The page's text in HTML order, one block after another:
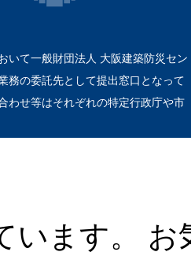
いて一般財団法人 大阪建築防災セン
務の委託先として提出窓口となって
わせ等はそれぞれの特定行政庁や市
ます。 お